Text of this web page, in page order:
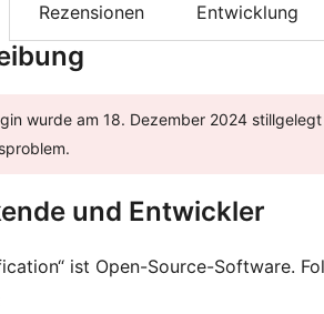
Rezensionen Entwicklung
wurde am 18. Dezember 2024
und Entwickler
ist Open-Source-Software.